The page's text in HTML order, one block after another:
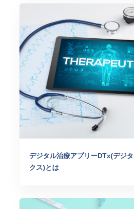
デジタル治療アプリーDTx(デジ
クス)とは